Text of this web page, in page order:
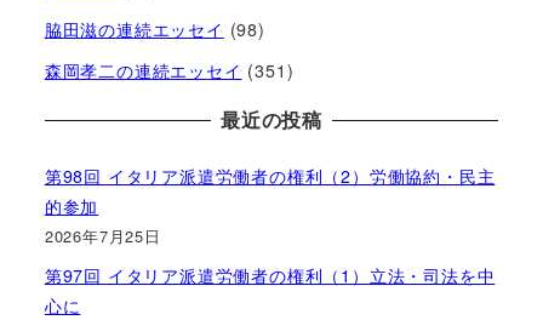
脇田滋の連続エッセイ (98)
森岡孝二の連続エッセイ (351)
最近の投稿
第98回 イタリア派遣労働者の権利（2）労働協約・民主
的参加
2026年7月25日
第97回 イタリア派遣労働者の権利（1）立法・司法を中
心に